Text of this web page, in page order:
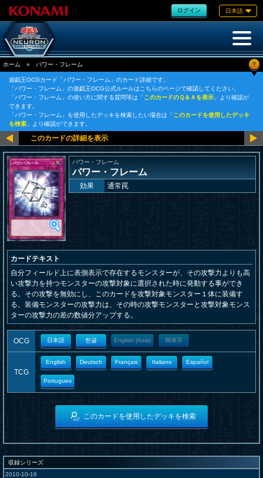
ログイン 日本語
ホーム » パワー・フレーム ?
遊戯王OCGカード「パワー・フレーム」のカード詳細です。
「パワー・フレーム」の遊戯王OCG公式ルールはこちらのページで確認してください。
「パワー・フレーム」の使い方に関する質問等は「このカードのＱ＆Ａを表示 」より確認が
できます。
「パワー・フレーム」を使用したデッキを検索したい場合は「このカードを使用したデッキ
を検索 」より確認ができます。
パワー・フレーム
パワー・フレーム
効果 通常罠
カードテキスト
自分フィールド上に表側表示で存在するモンスターが、その攻撃力よりも高
い攻撃力を持つモンスターの攻撃対象に選択された時に発動する事ができ
る。その攻撃を無効にし、このカードを攻撃対象モンスター１体に装備す
る。装備モンスターの攻撃力は、その時の攻撃モンスターと攻撃対象モンス
ターの攻撃力の差の数値分アップする。
OCG 日本語 한글 English (Asia) 簡体字
TCG
English Deutsch Français Italiano Español
Portugues
このカードを使用したデッキを検索
収録シリーズ
2010-10-16